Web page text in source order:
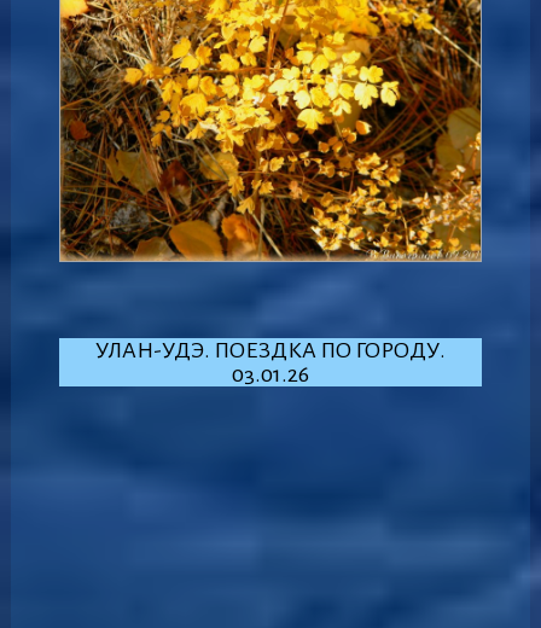
УЛАН-УДЭ. ПОЕЗДКА ПО ГОРОДУ.
03.01.26